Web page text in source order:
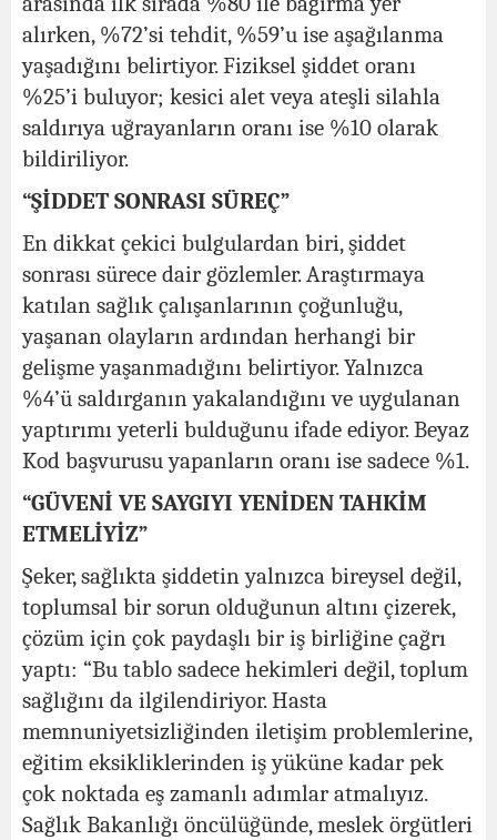
alırken, %72’si tehdit, %59’u ise aşağılanma
yaşadığını belirtiyor. Fiziksel şiddet oranı
%25’i buluyor; kesici alet veya ateşli silahla
saldırıya uğrayanların oranı ise %10 olarak
bildiriliyor.
“ŞİDDET SONRASI SÜREÇ”
En dikkat çekici bulgulardan biri, şiddet
sonrası sürece dair gözlemler. Araştırmaya
katılan sağlık çalışanlarının çoğunluğu,
yaşanan olayların ardından herhangi bir
gelişme yaşanmadığını belirtiyor. Yalnızca
%4’ü saldırganın yakalandığını ve uygulanan
yaptırımı yeterli bulduğunu ifade ediyor. Beyaz
Kod başvurusu yapanların oranı ise sadece %1.
“GÜVENİ VE SAYGIYI YENİDEN TAHKİM
ETMELİYİZ”
Şeker, sağlıkta şiddetin yalnızca bireysel değil,
toplumsal bir sorun olduğunun altını çizerek,
çözüm için çok paydaşlı bir iş birliğine çağrı
yaptı: “Bu tablo sadece hekimleri değil, toplum
sağlığını da ilgilendiriyor. Hasta
memnuniyetsizliğinden iletişim problemlerine,
eğitim eksikliklerinden iş yüküne kadar pek
çok noktada eş zamanlı adımlar atmalıyız.
Sağlık Bakanlığı öncülüğünde, meslek örgütleri